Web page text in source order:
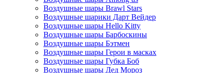
Воздушные шары Brawl Stars
Воздушные шарики Дарт Вейдер
Воздушные шары Hello Kitty
Воздушные шары Барбоскины
Воздушные шары Бэтмен
Воздушные шары Герои в масках
Воздушные шары Губка Боб
Воздушные шары Дед Мороз